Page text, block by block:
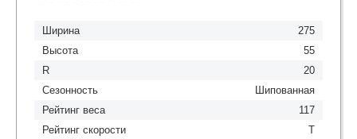
Ширина
275
Высота
55
R
20
Сезонность
Шипованная
Рейтинг веса
117
Рейтинг скорости
T